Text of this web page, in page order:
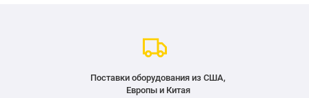
Поставки оборудования из США,
Европы и Китая